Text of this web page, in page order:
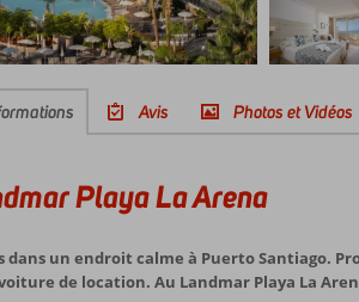
Avis Photos et Vidéos
Playa La Arena
dans un endroit calme à Puerto Santiago.
de location. Au Landmar Playa La